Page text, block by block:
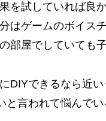
を試していれば良
はゲームのボイス
部屋でしていても
DIYできるなら近
言われて悩んで